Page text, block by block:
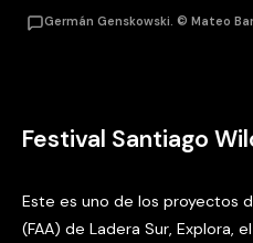
Germán Genskowski. © Mateo
Festival Santiago
Este es uno de los proyectos
(FAA) de Ladera Sur, Explora,